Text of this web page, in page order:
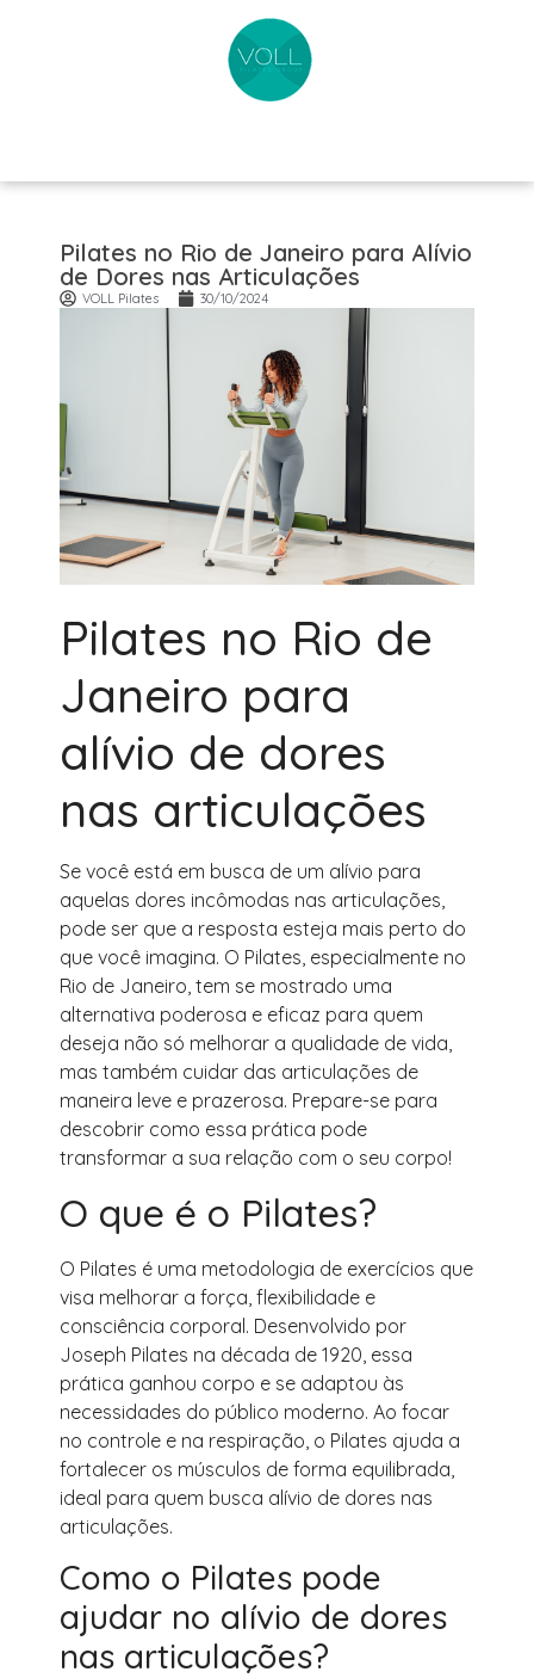
Pilates no Rio de Janeiro para Alívio
de Dores nas Articulações
VOLL Pilates 30/10/2024
Pilates no Rio de
Janeiro para
alívio de dores
nas articulações
Se você está em busca de um alívio para
aquelas dores incômodas nas articulações,
pode ser que a resposta esteja mais perto do
que você imagina. O Pilates, especialmente no
Rio de Janeiro, tem se mostrado uma
alternativa poderosa e eficaz para quem
deseja não só melhorar a qualidade de vida,
mas também cuidar das articulações de
maneira leve e prazerosa. Prepare-se para
descobrir como essa prática pode
transformar a sua relação com o seu corpo!
O que é o Pilates?
O Pilates é uma metodologia de exercícios que
visa melhorar a força, flexibilidade e
consciência corporal. Desenvolvido por
Joseph Pilates na década de 1920, essa
prática ganhou corpo e se adaptou às
necessidades do público moderno. Ao focar
no controle e na respiração, o Pilates ajuda a
fortalecer os músculos de forma equilibrada,
ideal para quem busca alívio de dores nas
articulações.
Como o Pilates pode
ajudar no alívio de dores
nas articulações?